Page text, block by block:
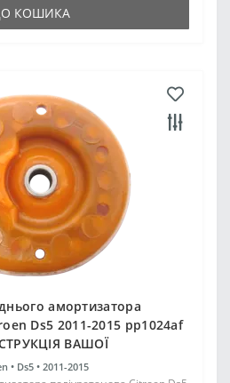
КОШИКА
амортизатора
Ds5 2011-2015 pp1024af
ВАШОЇ
• Ds5 • 2011-2015